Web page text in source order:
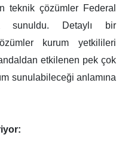
teknik çözümler Federal
sunuldu. Detaylı bir
kurum yetkilileri
etkilenen pek çok
sunulabileceği anlamına